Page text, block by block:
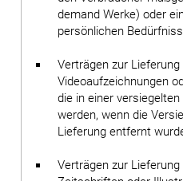
demand Werke) oder
persönlichen
Verträgen zur Lieferung
Videoaufzeichnungen
die in einer
werden, wenn die
Lieferung entfernt
Verträgen zur Lieferung